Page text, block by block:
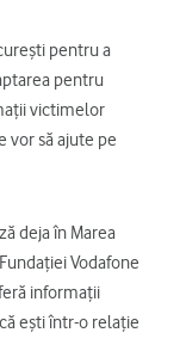
pentru a
pentru
victimelor
vor să ajute pe
deja în Marea
Vodafone
informații
ești într-o relație